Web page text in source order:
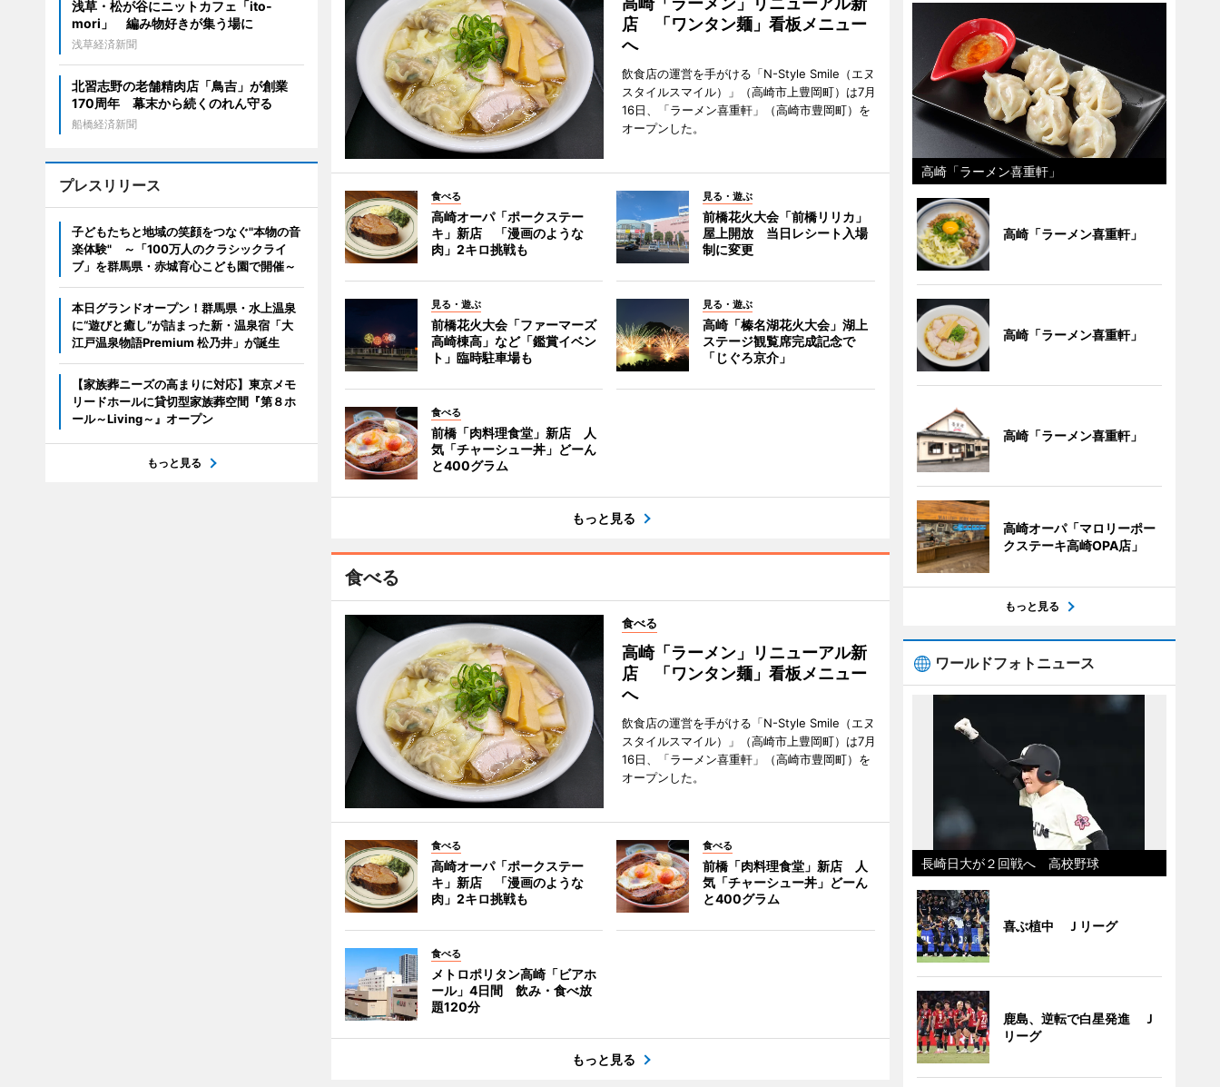
店 「ワンタン麺」看板メニュー
へ
飲食店の運営を手がける「N-Style Smile（エヌ
スタイルスマイル）」（高崎市上豊岡町）は7月
16日、「ラーメン喜重軒」（高崎市豊岡町）を
オープンした。
食べる
高崎オーパ「ポークステー
キ」新店 「漫画のような
肉」2キロ挑戦も
見る・遊ぶ
前橋花火大会「前橋リリカ」
屋上開放 当日レシート入場
制に変更
見る・遊ぶ
前橋花火大会「ファーマーズ
高崎棟高」など「鑑賞イベン
ト」臨時駐車場も
見る・遊ぶ
高崎「榛名湖花火大会」湖上
ステージ観覧席完成記念で
「じぐろ京介」
食べる
前橋「肉料理食堂」新店 人
気「チャーシュー丼」どーん
と400グラム
もっと見る
食べる
食べる
高崎「ラーメン」リニューアル新
店 「ワンタン麺」看板メニュー
へ
飲食店の運営を手がける「N-Style Smile（エヌ
スタイルスマイル）」（高崎市上豊岡町）は7月
16日、「ラーメン喜重軒」（高崎市豊岡町）を
オープンした。
食べる
高崎オーパ「ポークステー
キ」新店 「漫画のような
肉」2キロ挑戦も
食べる
前橋「肉料理食堂」新店 人
気「チャーシュー丼」どーん
と400グラム
食べる
メトロポリタン高崎「ビアホ
ール」4日間 飲み・食べ放
題120分
もっと見る
浅草・松が谷にニットカフェ「ito-
mori」 編み物好きが集う場に
浅草経済新聞
北習志野の老舗精肉店「鳥吉」が創業
170周年 幕末から続くのれん守る
船橋経済新聞
プレスリリース
子どもたちと地域の笑顔をつなぐ"本物の音
楽体験" ～「100万人のクラシックライ
ブ」を群馬県・赤城育心こども園で開催～
本日グランドオープン！群馬県・水上温泉
に“遊びと癒し”が詰まった新・温泉宿「大
江戸温泉物語Premium 松乃井」が誕生
【家族葬ニーズの高まりに対応】東京メモ
リードホールに貸切型家族葬空間『第８ホ
ール～Living～』オープン
もっと見る
高崎「ラーメン喜重軒」
高崎「ラーメン喜重軒」
高崎「ラーメン喜重軒」
高崎「ラーメン喜重軒」
高崎オーパ「マロリーポー
クステーキ高崎OPA店」
もっと見る
ワールドフォトニュース
長崎日大が２回戦へ 高校野球
喜ぶ植中 Ｊリーグ
鹿島、逆転で白星発進 Ｊ
リーグ